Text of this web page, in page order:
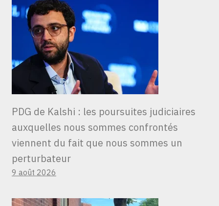
PDG de Kalshi : les poursuites judiciaires
auxquelles nous sommes confrontés
viennent du fait que nous sommes un
perturbateur
9 août 2026